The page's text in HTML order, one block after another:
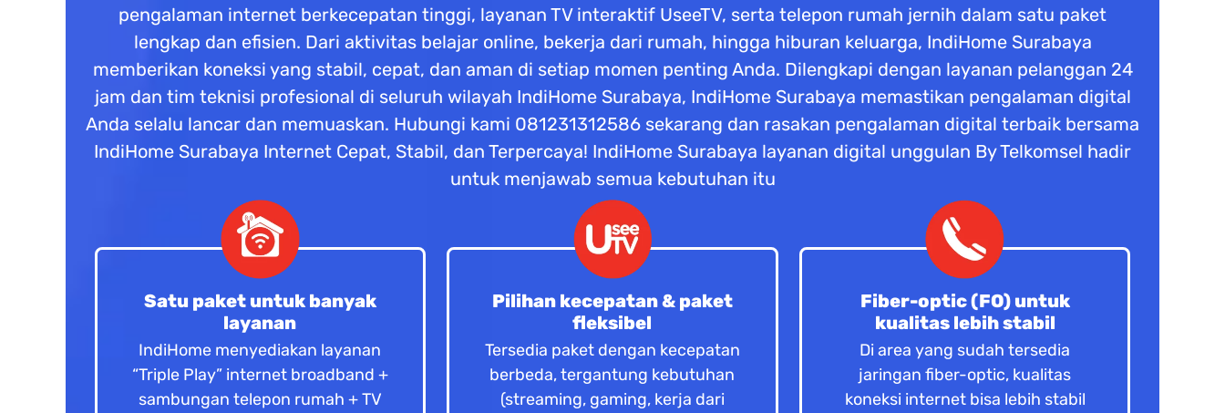
pengalaman internet berkecepatan tinggi, layanan TV interaktif UseeTV, serta telepon rumah jernih dalam satu paket
lengkap dan efisien. Dari aktivitas belajar online, bekerja dari rumah, hingga hiburan keluarga, IndiHome Surabaya
memberikan koneksi yang stabil, cepat, dan aman di setiap momen penting Anda. Dilengkapi dengan layanan pelanggan 24
jam dan tim teknisi profesional di seluruh wilayah IndiHome Surabaya, IndiHome Surabaya memastikan pengalaman digital
Anda selalu lancar dan memuaskan. Hubungi kami 081231312586 sekarang dan rasakan pengalaman digital terbaik bersama
IndiHome Surabaya Internet Cepat, Stabil, dan Terpercaya! IndiHome Surabaya layanan digital unggulan By Telkomsel hadir
untuk menjawab semua kebutuhan itu
Satu paket untuk banyak
layanan
IndiHome menyediakan layanan
“Triple Play” internet broadband +
sambungan telepon rumah + TV
Pilihan kecepatan & paket
fleksibel
Tersedia paket dengan kecepatan
berbeda, tergantung kebutuhan
(streaming, gaming, kerja dari
Fiber-optic (FO) untuk
kualitas lebih stabil
Di area yang sudah tersedia
jaringan fiber-optic, kualitas
koneksi internet bisa lebih stabil